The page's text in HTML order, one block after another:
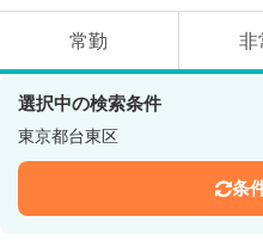
常勤 非
選択中の検索条件
東京都台東区
条